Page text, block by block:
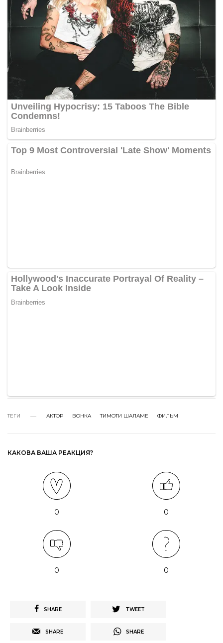
ТЕГИ АКТОР ВОНКА ТИМОТИ ШАЛАМЕ ФИЛЬМ
КАКОВА ВАША РЕАКЦИЯ?
0 0
0 0
SHARE TWEET
SHARE SHARE